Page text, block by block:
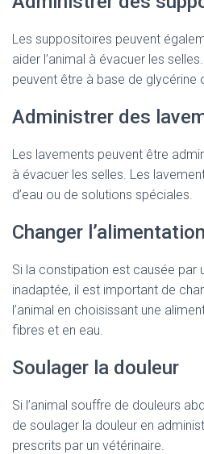
Les suppositoires peuvent
aider l’animal à évacuer les
peuvent être à base de glycérine
Administrer des
Les lavements peuvent être
à évacuer les selles. Les
d’eau ou de solutions spéciales.
Changer
Si la constipation est causée par
inadaptée, il est important de
l’animal en choisissant une
fibres et en eau.
Soulager la douleur
Si l’animal souffre de douleurs
de soulager la douleur en
prescrits par un vétérinaire.